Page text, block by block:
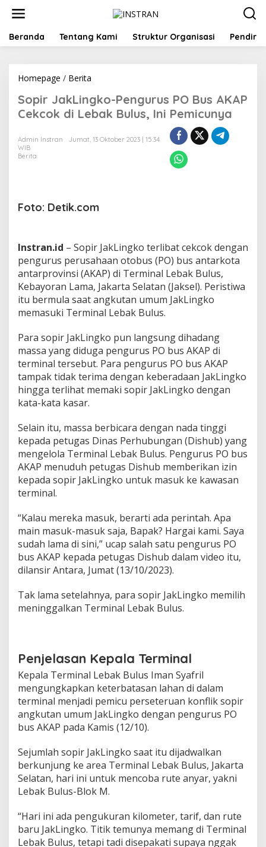
t
Beranda Tentang Kami Struktur Organisasi Pendiri
Homepage / Berita
p
i
r
a
k
e
n
g
u
r
u
s
O
B
u
s
A
K
e
k
c
o
k
d
e
b
a
k
B
u
u
s
,
P
e
m
i
c
u
n
y
Sopir JakLingko-Pengurus PO Bus AKAP
Cekcok di Lebak Bulus, Ini Pemicunya
Admin Instran
Jumat, 13 Oktober 2023 | 15:34
WIB
Berita
Foto: Detik.com
Instran.id – Sopir JakLingko terlibat cekcok dengan
pengurus perusahaan otobus (PO) bus antarkota
antarprovinsi (AKAP) di Terminal Lebak Bulus,
Kebayoran Lama, Jakarta Selatan (Jaksel). Peristiwa
itu bermula saat angkutan umum JakLingko
memasuki Terminal Lebak Bulus.
Para sopir JakLingko pun langsung dihadang
massa yang diduga pengurus PO bus AKAP di
terminal tersebut. Para pengurus PO bus AKAP
tampak tidak terima dengan keberadaan JakLingko
hingga terlihat memaki sopir JakLingko dengan
kata-kata kasar.
Selain itu, massa berbicara dengan nada tinggi
kepada petugas Dinas Perhubungan (Dishub) yang
mengelola Terminal Lebak Bulus. Pengurus PO bus
AKAP menuduh petugas Dishub memberikan izin
kepada sopir JakLingko untuk masuk ke kawasan
terminal.
“Kalau mereka masuk, berarti ada perintah. Apa
main masuk-masuk saja, Bapak? Hargai kami. Saya
sudah lama di sini,” ucap salah satu pengurus PO
bus AKAP kepada petugas Dishub dalam video itu,
dilansir Antara, Jumat (13/10/2023).
Tak lama setelahnya, para sopir JakLingko memilih
meninggalkan Terminal Lebak Bulus.
Penjelasan Kepala Terminal
Kepala Terminal Lebak Bulus Iman Syafril
mengungkapkan keterbatasan lahan di dalam
terminal menjadi pemicu perseteruan konflik sopir
angkutan umum JakLingko dengan pengurus PO
bus AKAP pada Kamis (12/10).
Sejumlah sopir JakLingko saat itu dijadwalkan
berkunjung ke area Terminal Lebak Bulus, Jakarta
Selatan, hari ini untuk mencoba rute anyar, yakni
Lebak Bulus-Blok M.
“Hari ini ada pengukuran kilometer, tarif, dan rute
baru JakLingko. Titik temunya memang di Terminal
Lebak Bulus, tetapi tadi disepakati supaya nggak